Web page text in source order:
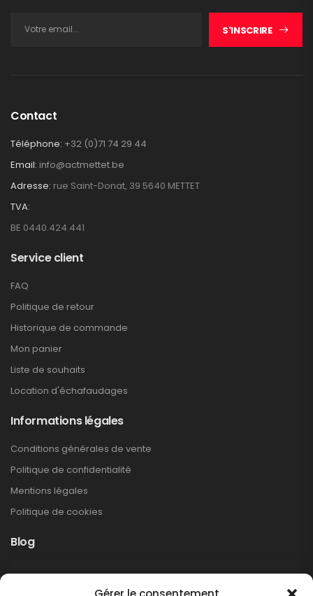
S'INSCRIRE
Contact
Téléphone: +32 (0)71 74 29 44
Email: info@actmettet.be
Adresse: rue Saint-Donat, 39 5640 METTET
TVA:
BE 0440.424.441
Service client
FAQ
Politique de retour
Historique de commande
Mon panier
Liste de souhaits
Location d'échafaudages
Informations légales
Conditions générales de vente
Politique de confidentialité
Mentions légales
Politique de cookies
Blog